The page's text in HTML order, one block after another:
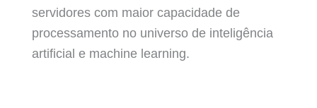
servidores com maior capacidade de
processamento no universo de inteligência
artificial e machine learning.